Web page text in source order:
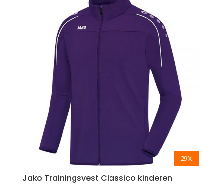
29%
Jako Trainingsvest Classico kinderen